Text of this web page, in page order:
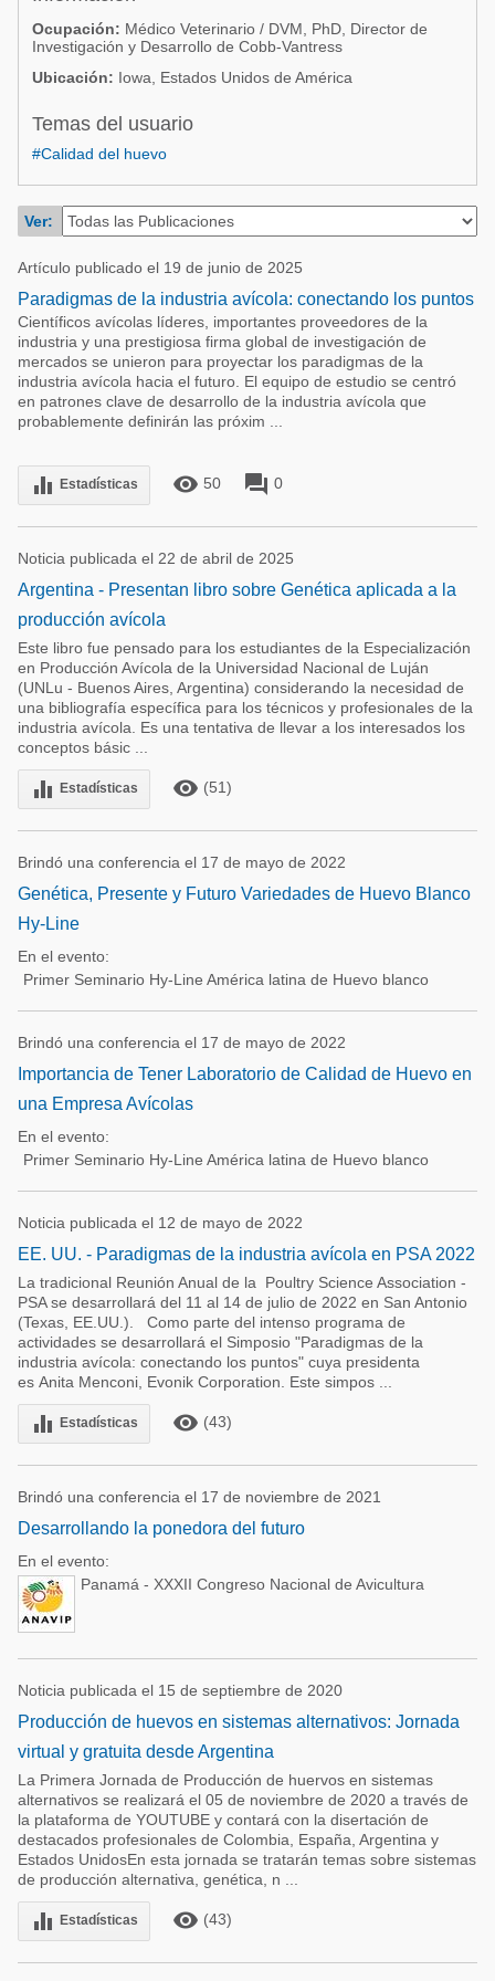
Micotoxinas
Avicultura
Porcicultura
Balanceados - Piensos
Comunidades en portugués
Micotoxinas
Avicultura
Porcicultura
Ganadería
Lechería
Ocupación: Médico Veterinario / DVM, PhD, Director de
Investigación y Desarrollo de Cobb-Vantress
Ubicación: Iowa, Estados Unidos de América
Temas del usuario
#Calidad del huevo
Ver:
Artículo publicado el 19 de junio de 2025
Paradigmas de la industria avícola: conectando los puntos
Científicos avícolas líderes, importantes proveedores de la
industria y una prestigiosa firma global de investigación de
mercados se unieron para proyectar los paradigmas de la
industria avícola hacia el futuro. El equipo de estudio se centró
en patrones clave de desarrollo de la industria avícola que
probablemente definirán las próxim ...
equalizer Estadísticas remove_red_eye 50 forum 0
Noticia publicada el 22 de abril de 2025
Argentina - Presentan libro sobre Genética aplicada a la
producción avícola
Este libro fue pensado para los estudiantes de la Especialización
en Producción Avícola de la Universidad Nacional de Luján
(UNLu - Buenos Aires, Argentina) considerando la necesidad de
una bibliografía específica para los técnicos y profesionales de la
industria avícola. Es una tentativa de llevar a los interesados los
conceptos básic ...
equalizer Estadísticas remove_red_eye (51)
Brindó una conferencia el 17 de mayo de 2022
Genética, Presente y Futuro Variedades de Huevo Blanco
Hy-Line
En el evento:
Primer Seminario Hy-Line América latina de Huevo blanco
Brindó una conferencia el 17 de mayo de 2022
Importancia de Tener Laboratorio de Calidad de Huevo en
una Empresa Avícolas
En el evento:
Primer Seminario Hy-Line América latina de Huevo blanco
Noticia publicada el 12 de mayo de 2022
EE. UU. - Paradigmas de la industria avícola en PSA 2022
La tradicional Reunión Anual de la Poultry Science Association -
PSA se desarrollará del 11 al 14 de julio de 2022 en San Antonio
(Texas, EE.UU.). Como parte del intenso programa de
actividades se desarrollará el Simposio "Paradigmas de la
industria avícola: conectando los puntos" cuya presidenta
es Anita Menconi, Evonik Corporation. Este simpos ...
equalizer Estadísticas remove_red_eye (43)
Brindó una conferencia el 17 de noviembre de 2021
Desarrollando la ponedora del futuro
En el evento:
Panamá - XXXII Congreso Nacional de Avicultura
Noticia publicada el 15 de septiembre de 2020
Producción de huevos en sistemas alternativos: Jornada
virtual y gratuita desde Argentina
La Primera Jornada de Producción de huervos en sistemas
alternativos se realizará el 05 de noviembre de 2020 a través de
la plataforma de YOUTUBE y contará con la disertación de
destacados profesionales de Colombia, España, Argentina y
Estados UnidosEn esta jornada se tratarán temas sobre sistemas
de producción alternativa, genética, n ...
equalizer Estadísticas remove_red_eye (43)